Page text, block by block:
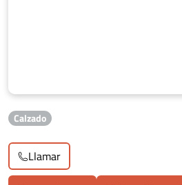
Calzado
Llamar